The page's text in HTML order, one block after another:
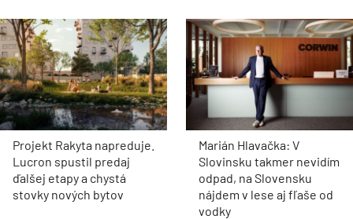
Projekt Rakyta napreduje.
Lucron spustil predaj
ďalšej etapy a chystá
stovky nových bytov
Marián Hlavačka: V
Slovinsku takmer nevidím
odpad, na Slovensku
nájdem v lese aj fľaše od
vodky